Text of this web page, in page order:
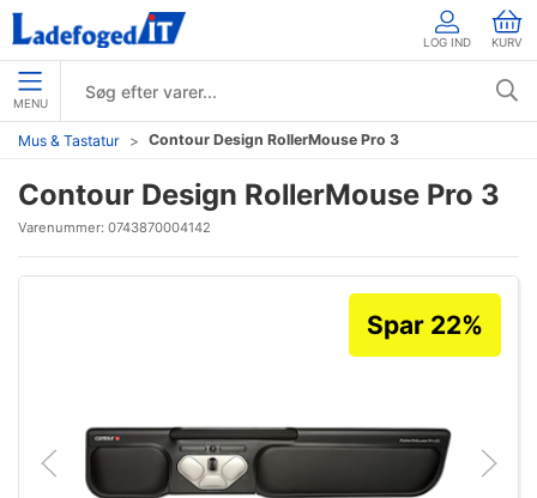
LOG IND KURV
MENU
Mus & Tastatur Contour Design RollerMouse Pro 3
Contour Design RollerMouse Pro 3
Varenummer: 0743870004142
Spar 22%